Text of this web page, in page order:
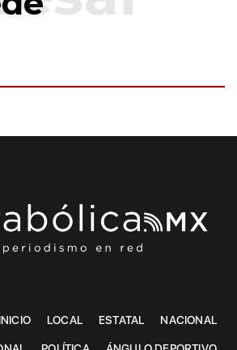
INICIO LOCAL ESTATAL NACIONAL